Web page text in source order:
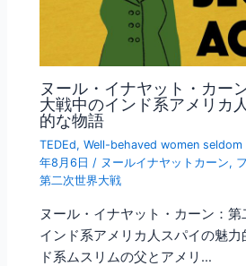
ヌール・イナヤット・カー
大戦中のインド系アメリカ
的な物語
TEDEd,Well-behaved women
年8月6日/ ヌールイナヤットカーン,
第二次世界大戦
ヌール・イナヤット・カーン：
インド系アメリカ人スパイの魅
ド系ムスリムの父とアメリ…